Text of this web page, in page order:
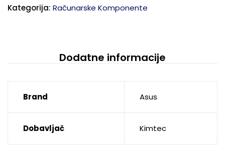
Kategorija: Računarske Komponente
Dodatne informacije
Brand Asus
Dobavljač Kimtec